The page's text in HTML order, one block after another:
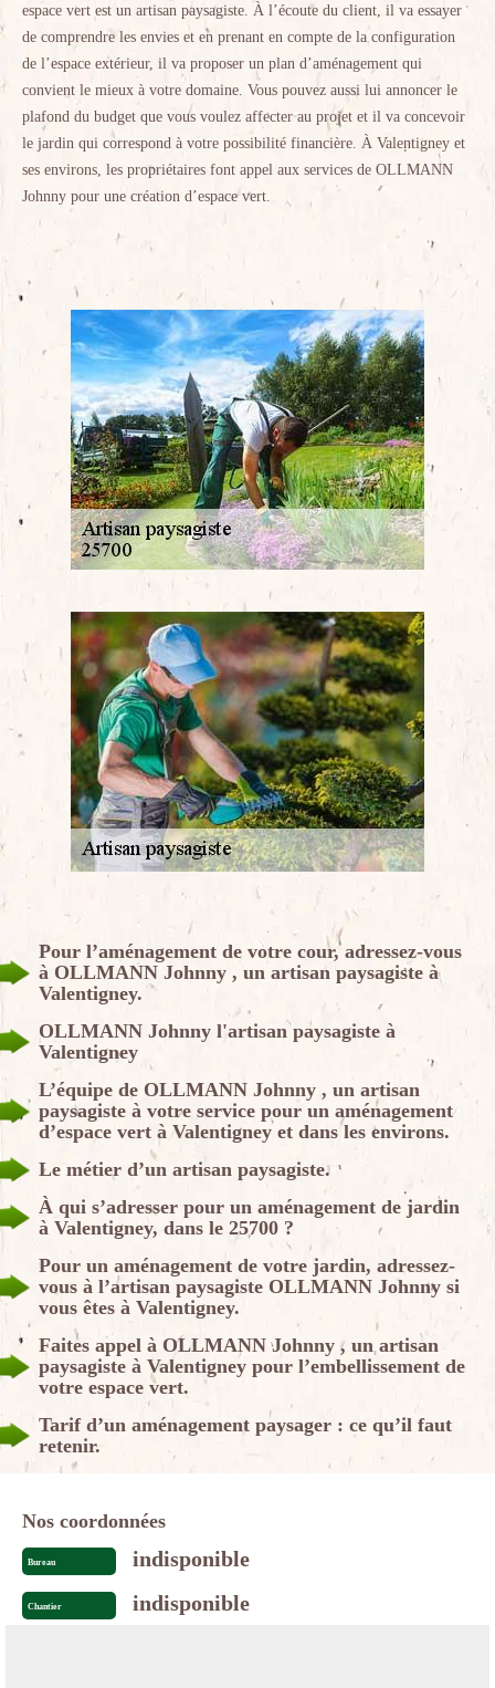
espace vert est un artisan paysagiste. À l’écoute du client, il va essayer
de comprendre les envies et en prenant en compte de la configuration
de l’espace extérieur, il va proposer un plan d’aménagement qui
convient le mieux à votre domaine. Vous pouvez aussi lui annoncer le
plafond du budget que vous voulez affecter au projet et il va concevoir
le jardin qui correspond à votre possibilité financière. À Valentigney et
ses environs, les propriétaires font appel aux services de OLLMANN
Johnny pour une création d’espace vert.
Pour l’aménagement de votre cour, adressez-vous
à OLLMANN Johnny , un artisan paysagiste à
Valentigney.
OLLMANN Johnny l'artisan paysagiste à
Valentigney
L’équipe de OLLMANN Johnny , un artisan
paysagiste à votre service pour un aménagement
d’espace vert à Valentigney et dans les environs.
Le métier d’un artisan paysagiste.
À qui s’adresser pour un aménagement de jardin
à Valentigney, dans le 25700 ?
Pour un aménagement de votre jardin, adressez-
vous à l’artisan paysagiste OLLMANN Johnny si
vous êtes à Valentigney.
Faites appel à OLLMANN Johnny , un artisan
paysagiste à Valentigney pour l’embellissement de
votre espace vert.
Tarif d’un aménagement paysager : ce qu’il faut
retenir.
Nos coordonnées
Bureau indisponible
Chantier indisponible